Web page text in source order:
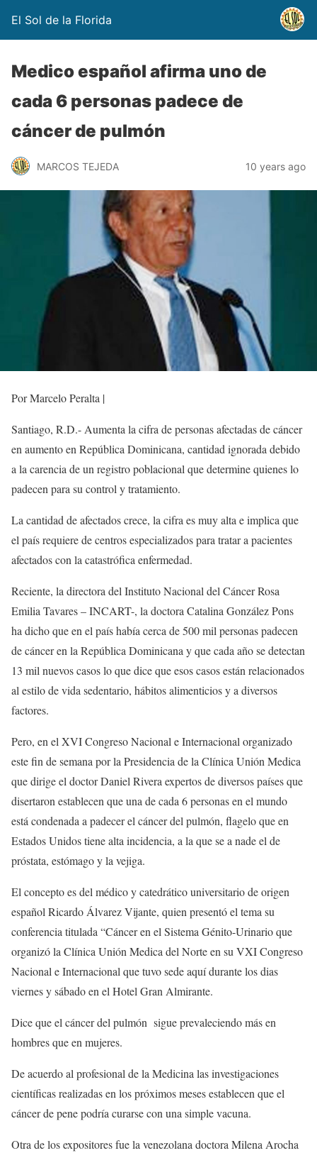
El Sol de la Florida
Medico español afirma uno de
cada 6 personas padece de
cáncer de pulmón
MARCOS TEJEDA 10 years ago
Por Marcelo Peralta |
Santiago, R.D.- Aumenta la cifra de personas afectadas de cáncer
en aumento en República Dominicana, cantidad ignorada debido
a la carencia de un registro poblacional que determine quienes lo
padecen para su control y tratamiento.
La cantidad de afectados crece, la cifra es muy alta e implica que
el país requiere de centros especializados para tratar a pacientes
afectados con la catastrófica enfermedad.
Reciente, la directora del Instituto Nacional del Cáncer Rosa
Emilia Tavares – INCART-, la doctora Catalina González Pons
ha dicho que en el país había cerca de 500 mil personas padecen
de cáncer en la República Dominicana y que cada año se detectan
13 mil nuevos casos lo que dice que esos casos están relacionados
al estilo de vida sedentario, hábitos alimenticios y a diversos
factores.
Pero, en el XVI Congreso Nacional e Internacional organizado
este fin de semana por la Presidencia de la Clínica Unión Medica
que dirige el doctor Daniel Rivera expertos de diversos países que
disertaron establecen que una de cada 6 personas en el mundo
está condenada a padecer el cáncer del pulmón, flagelo que en
Estados Unidos tiene alta incidencia, a la que se a nade el de
próstata, estómago y la vejiga.
El concepto es del médico y catedrático universitario de origen
español Ricardo Álvarez Vijante, quien presentó el tema su
conferencia titulada “Cáncer en el Sistema Génito-Urinario que
organizó la Clínica Unión Medica del Norte en su VXI Congreso
Nacional e Internacional que tuvo sede aquí durante los dias
viernes y sábado en el Hotel Gran Almirante.
Dice que el cáncer del pulmón sigue prevaleciendo más en
hombres que en mujeres.
De acuerdo al profesional de la Medicina las investigaciones
científicas realizadas en los próximos meses establecen que el
cáncer de pene podría curarse con una simple vacuna.
Otra de los expositores fue la venezolana doctora Milena Arocha